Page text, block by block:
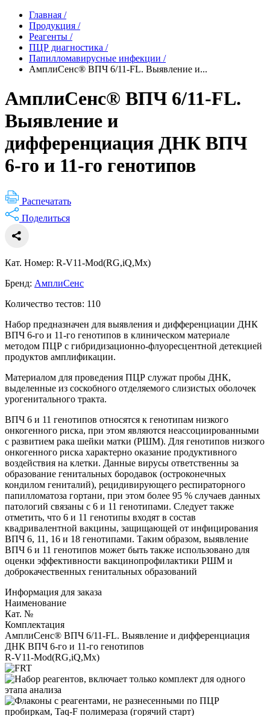
Главная /
Продукция /
Реагенты /
ПЦР диагностика /
Папилломавирусные инфекции /
АмплиСенс® ВПЧ 6/11-FL. Выявление и...
АмплиСенс® ВПЧ 6/11-FL.
Выявление и
дифференциация ДНК ВПЧ
6-го и 11-го генотипов
Распечатать
Поделиться
Кат. Номер: R-V11-Mod(RG,iQ,Mx)
Бренд: АмплиСенс
Количество тестов: 110
Набор предназначен для выявления и дифференциации ДНК
ВПЧ 6-го и 11-го генотипов в клиническом материале
методом ПЦР с гибридизационно-флуоресцентной детекцией
продуктов амплификации.
Материалом для проведения ПЦР служат пробы ДНК,
выделенные из соскобного отделяемого слизистых оболочек
урогенитального тракта.
ВПЧ 6 и 11 генотипов относятся к генотипам низкого
онкогенного риска, при этом являются неассоциированными
с развитием рака шейки матки (РШМ). Для генотипов низкого
онкогенного риска характерно оказание продуктивного
воздействия на клетки. Данные вирусы ответственны за
образование генитальных бородавок (остроконечных
кондилом гениталий), рецидивирующего респираторного
папилломатоза гортани, при этом более 95 % случаев данных
патологий связаны с 6 и 11 генотипами. Следует также
отметить, что 6 и 11 генотипы входят в состав
квадривалентной вакцины, защищающей от инфицирования
ВПЧ 6, 11, 16 и 18 генотипами. Таким образом, выявление
ВПЧ 6 и 11 генотипов может быть также использовано для
оценки эффективности вакцинопрофилактики РШМ и
доброкачественных генитальных образований
Информация для заказа
Наименование
Кат. №
Комплектация
АмплиСенс® ВПЧ 6/11-FL. Выявление и дифференциация
ДНК ВПЧ 6-го и 11-го генотипов
R-V11-Mod(RG,iQ,Mx)